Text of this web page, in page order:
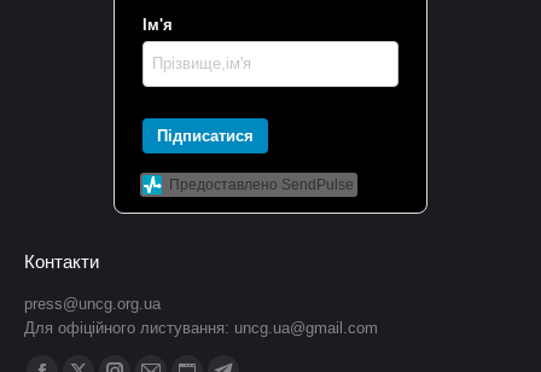
Ім'я
Підписатися
Предоставлено SendPulse
Контакти
press@uncg.org.ua
Для офіційного листування: uncg.ua@gmail.com
Find us on: